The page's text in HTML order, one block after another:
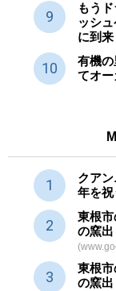
もう
ッシ
に到来
有機
てオー
クア
年を
東根
の窯
東根
の窯出